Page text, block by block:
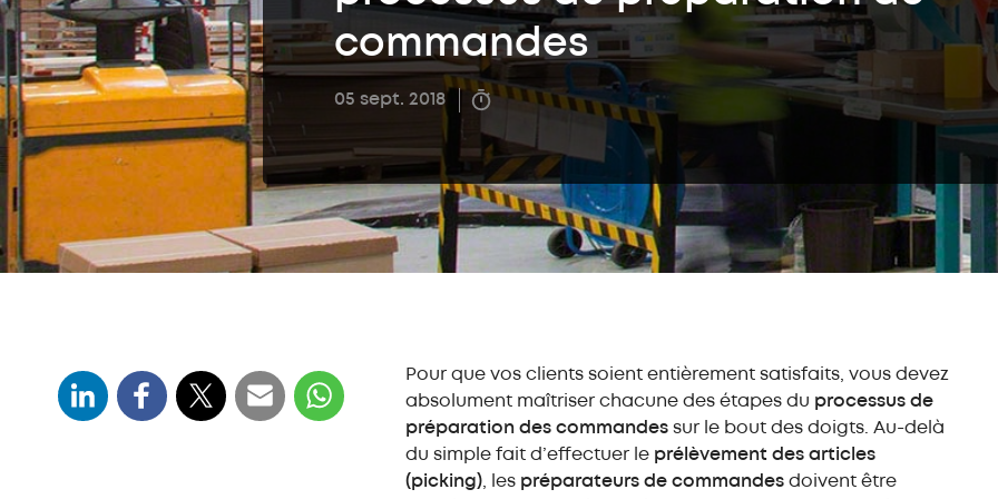
push-back (LIFO)
autoportants
métallique
Rayonnage léger
Rayonnage
dynamique (FIFO)
industrielle
Rayonnage
cantilever
Cloison industrielle
bacs
bacs
Easy Monitor
Easy Mecalux
Education
commandes
05 sept. 2018
Pour que vos clients soient entièrement satisfaits, vous devez
absolument maîtriser chacune des étapes du processus de
préparation des commandes sur le bout des doigts. Au-delà
du simple fait d’effectuer le prélèvement des articles
(picking) , les préparateurs de commandes doivent être